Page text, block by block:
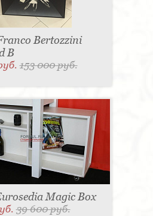
Bertozzini
B
153 000 руб.
Magic Box
39 600 руб.